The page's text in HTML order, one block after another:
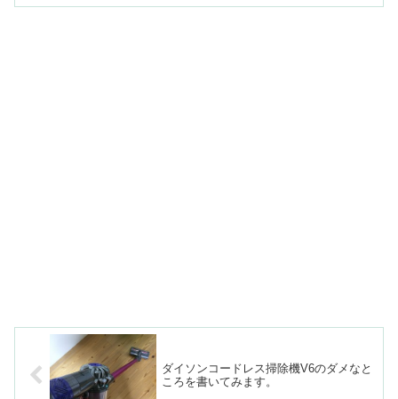
ダイソンコードレス掃除機V6のダメなと
ころを書いてみます。